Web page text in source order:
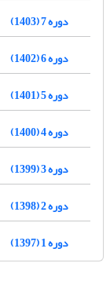
دوره 7 (1403)
دوره 6 (1402)
دوره 5 (1401)
دوره 4 (1400)
دوره 3 (1399)
دوره 2 (1398)
دوره 1 (1397)